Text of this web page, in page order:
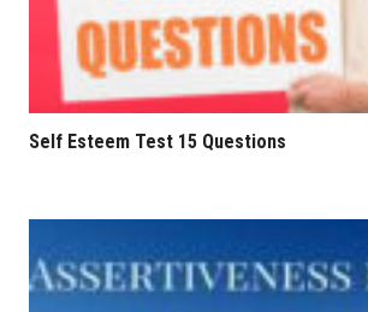
Self Esteem Test 15 Questions